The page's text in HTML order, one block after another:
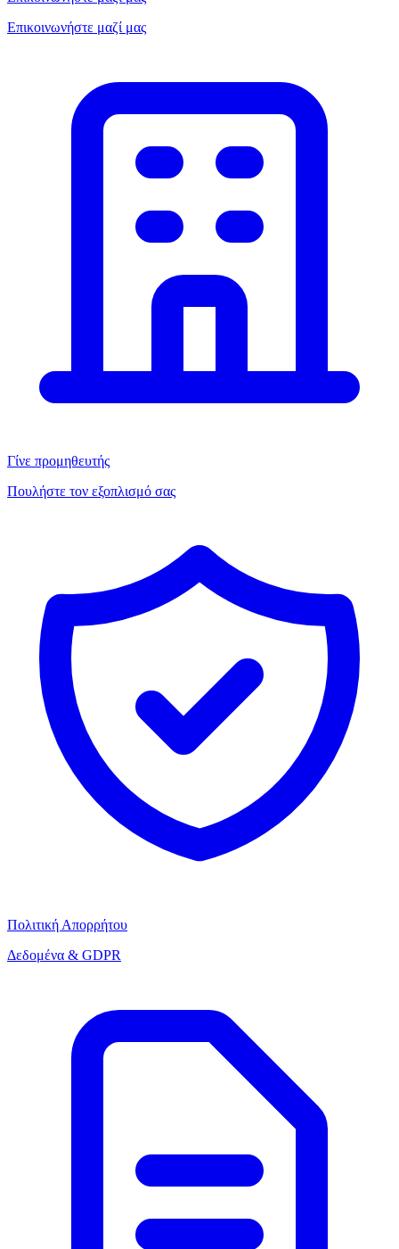
Επικοινωνήστε μαζί μας
Γίνε προμηθευτής
Πουλήστε τον εξοπλισμό σας
Πολιτική Απορρήτου
Δεδομένα & GDPR